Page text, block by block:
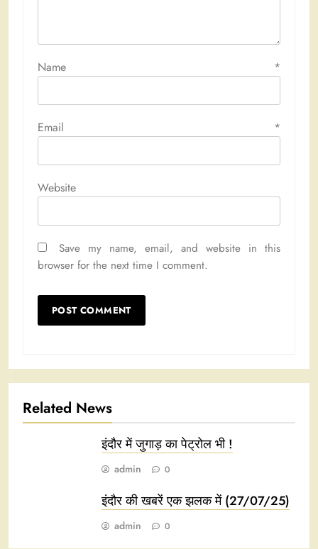
Name *
Email *
Website
Save my name, email, and website in this
browser for the next time I comment.
Related News
इंदौर में जुगाड़ का पेट्रोल भी !
admin 0
इंदौर की खबरें एक झलक में (27/07/25)
admin 0